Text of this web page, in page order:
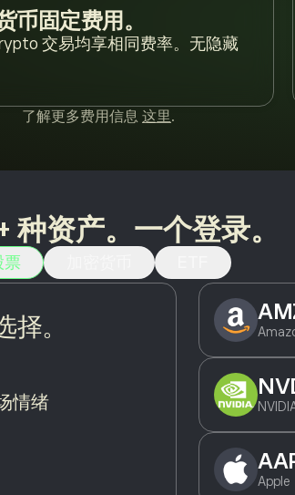
币固定费用。
交易均享相同费率。无隐藏
了解更多费用信息 这里.
种资产。一个登录。
票
。
情绪
Apple